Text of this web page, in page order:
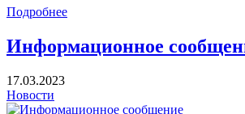
Подробнее
Информационное
17.03.2023
Новости